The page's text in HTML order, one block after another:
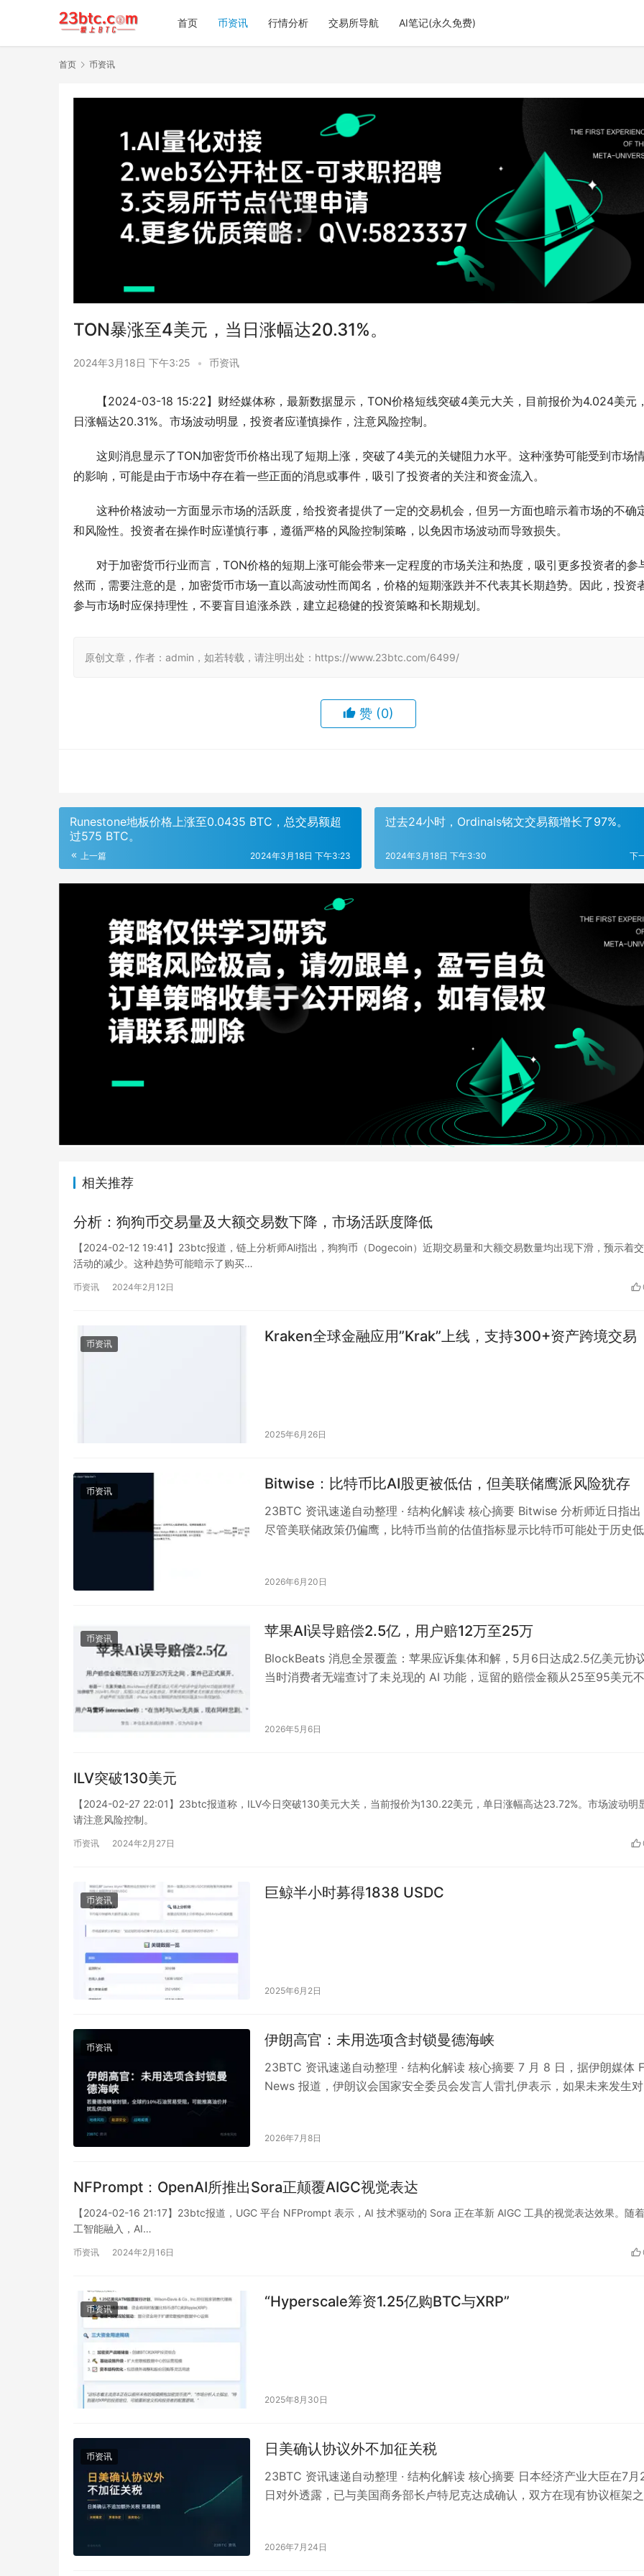
首页 币资讯 行情分析 交易所导航 AI笔记(永久免费)
首页 币资讯
TON暴涨至4美元，当日涨幅达20.31%。
2024年3月18日 下午3:25 • 币资讯
【2024-03-18 15:22】财经媒体称，最新数据显示，TON价格短线突破4美元大关，目前报价为4.024美元
日涨幅达20.31%。市场波动明显，投资者应谨慎操作，注意风险控制。
这则消息显示了TON加密货币价格出现了短期上涨，突破了4美元的关键阻力水平。这种涨势可能受到市场
的影响，可能是由于市场中存在着一些正面的消息或事件，吸引了投资者的关注和资金流入。
这种价格波动一方面显示市场的活跃度，给投资者提供了一定的交易机会，但另一方面也暗示着市场的不确
和风险性。投资者在操作时应谨慎行事，遵循严格的风险控制策略，以免因市场波动而导致损失。
对于加密货币行业而言，TON价格的短期上涨可能会带来一定程度的市场关注和热度，吸引更多投资者的参
然而，需要注意的是，加密货币市场一直以高波动性而闻名，价格的短期涨跌并不代表其长期趋势。因此，投资
参与市场时应保持理性，不要盲目追涨杀跌，建立起稳健的投资策略和长期规划。
原创文章，作者：admin，如若转载，请注明出处：https://www.23btc.com/6499/
赞 (0)
Runestone地板价格上涨至0.0435 BTC，总交易额超
过575 BTC。
上一篇 2024年3月18日 下午3:23
过去24小时，Ordinals铭文交易额增长了97%。
下
2024年3月18日 下午3:30
相关推荐
分析：狗狗币交易量及大额交易数下降，市场活跃度降低
【2024-02-12 19:41】23btc报道，链上分析师Ali指出，狗狗币（Dogecoin）近期交易量和大额交易数量均出现下滑，预示着
活动的减少。这种趋势可能暗示了购买…
币资讯 2024年2月12日
币资讯 Kraken全球金融应用”Krak”上线，支持300+资产跨境交易
2025年6月26日
币资讯 Bitwise：比特币比AI股更被低估，但美联储鹰派风险犹存
23BTC 资讯速递自动整理 · 结构化解读 核心摘要 Bitwise 分析师近日指出
尽管美联储政策仍偏鹰，比特币当前的估值指标显示比特币可能处于历史
2026年6月20日
币资讯 苹果AI误导赔偿2.5亿，用户赔12万至25万
BlockBeats 消息全景覆盖：苹果应诉集体和解，5月6日达成2.5亿美元协
当时消费者无端查讨了未兑现的 AI 功能，逗留的赔偿金额从25至95美元不
2026年5月6日
ILV突破130美元
【2024-02-27 22:01】23btc报道称，ILV今日突破130美元大关，当前报价为130.22美元，单日涨幅高达23.72%。市场波动明
请注意风险控制。
币资讯 2024年2月27日
币资讯 巨鲸半小时募得1838 USDC
2025年6月2日
币资讯 伊朗高官：未用选项含封锁曼德海峡
23BTC 资讯速递自动整理 · 结构化解读 核心摘要 7 月 8 日，据伊朗媒体
News 报道，伊朗议会国家安全委员会发言人雷扎伊表示，如果未来发生对
2026年7月8日
NFPrompt：OpenAI所推出Sora正颠覆AIGC视觉表达
【2024-02-16 21:17】23btc报道，UGC 平台 NFPrompt 表示，AI 技术驱动的 Sora 正在革新 AIGC 工具的视觉表达效果。随
工智能融入，AI…
币资讯 2024年2月16日
币资讯 “Hyperscale筹资1.25亿购BTC与XRP”
2025年8月30日
币资讯 日美确认协议外不加征关税
23BTC 资讯速递自动整理 · 结构化解读 核心摘要 日本经济产业大臣在7月
日对外透露，已与美国商务部长卢特尼克达成确认，双方在现有协议框架
2026年7月24日